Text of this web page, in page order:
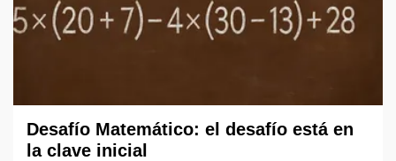
Desafío Matemático: el desafío está en
la clave inicial